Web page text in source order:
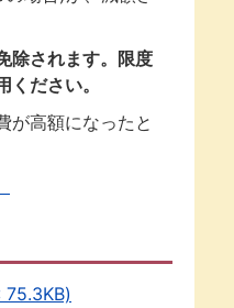
除されます。限度
ださい。
が高額になったと
75.3KB)